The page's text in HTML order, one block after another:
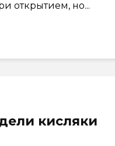
открытием, но...
кисляки